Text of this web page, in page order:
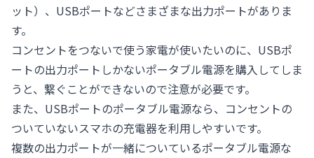
ット）、USBポートなどさまざまな出力ポートがありま
す。
コンセントをつないで使う家電が使いたいのに、USBポ
ートの出力ポートしかないポータブル電源を購入してしま
うと、繋ぐことができないので注意が必要です。
また、USBポートのポータブル電源なら、コンセントの
ついていないスマホの充電器を利用しやすいです。
複数の出力ポートが一緒についているポータブル電源な